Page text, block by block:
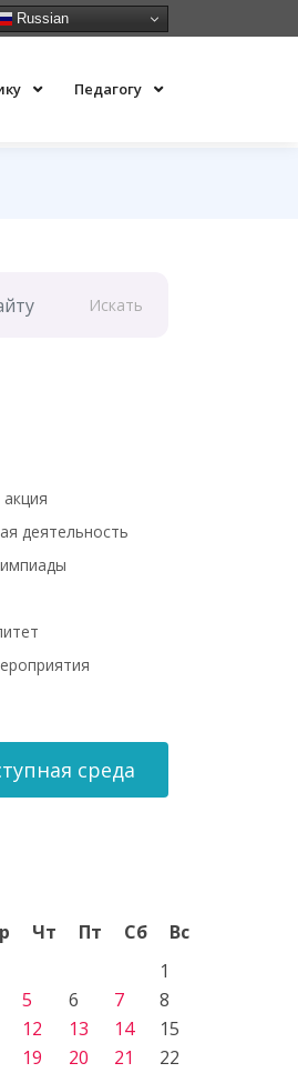
Russian
Педагогу
Искать
деятельность
среда
Чт Пт Сб
Вс
1
5 6 7
8
12 13 14
15
19 20 21
22